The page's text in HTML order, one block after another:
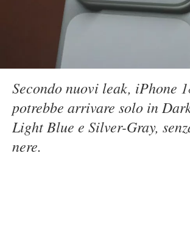
Secondo nuovi leak, iPhone
potrebbe arrivare solo in
Light Blue e Silver-Gray,
nere.